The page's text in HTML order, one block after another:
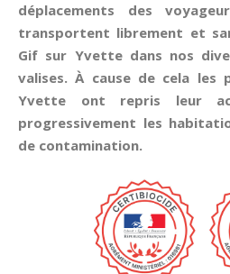
déplacements des
transportent librement et
Gif sur Yvette dans nos
valises. À cause de cela les
Yvette ont repris leur
progressivement les
de contamination.